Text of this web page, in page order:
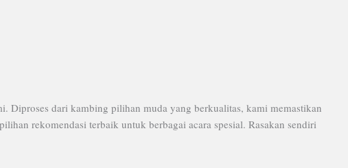
Diproses dari kambing pilihan muda yang berkualitas, kami memastikan
rekomendasi terbaik untuk berbagai acara spesial. Rasakan sendiri